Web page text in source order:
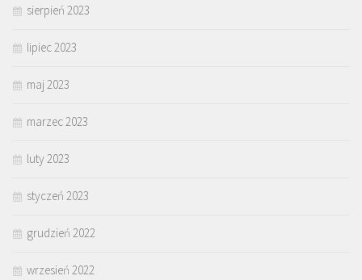
sierpień 2023
lipiec 2023
maj 2023
marzec 2023
luty 2023
styczeń 2023
grudzień 2022
wrzesień 2022